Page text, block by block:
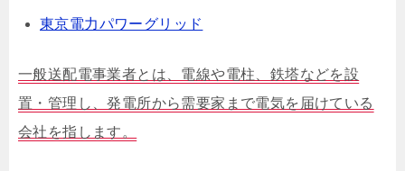
東京電力パワーグリッド
一般送配電事業者とは、電線や電柱、鉄塔などを設
置・管理し、発電所から需要家まで電気を届けている
会社を指します。